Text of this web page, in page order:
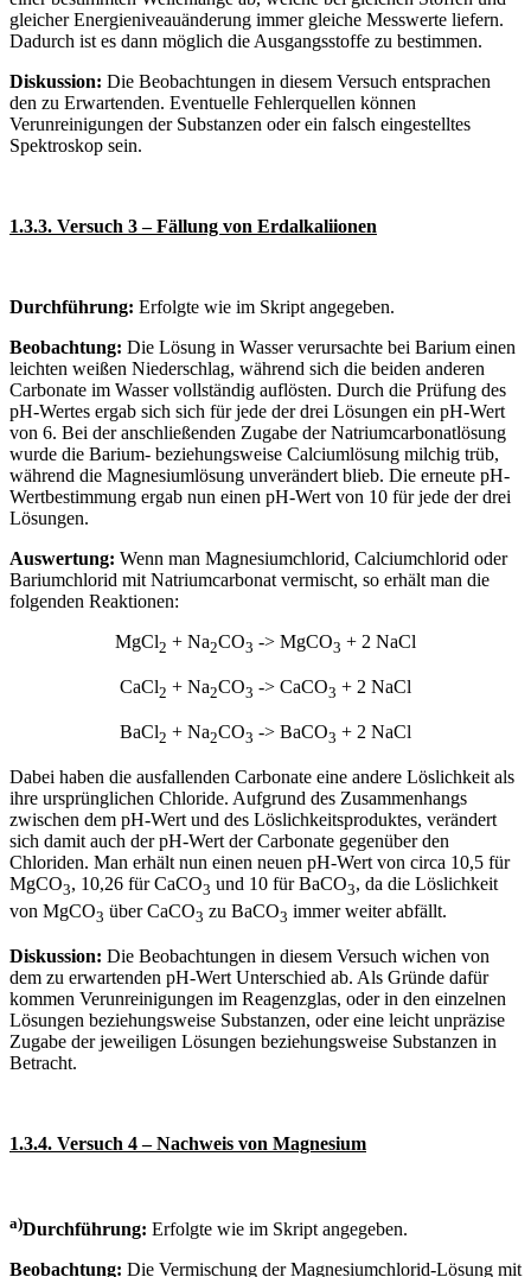
gleicher Energieniveauänderung immer gleiche Messwerte liefern.
Dadurch ist es dann möglich die Ausgangsstoffe zu bestimmen.
Diskussion: Die Beobachtungen in diesem Versuch entsprachen
den zu Erwartenden. Eventuelle Fehlerquellen können
Verunreinigungen der Substanzen oder ein falsch eingestelltes
Spektroskop sein.
1.3.3. Versuch 3 – Fällung von Erdalkaliionen
Durchführung: Erfolgte wie im Skript angegeben.
Beobachtung: Die Lösung in Wasser verursachte bei Barium einen
leichten weißen Niederschlag, während sich die beiden anderen
Carbonate im Wasser vollständig auflösten. Durch die Prüfung des
pH-Wertes ergab sich sich für jede der drei Lösungen ein pH-Wert
von 6. Bei der anschließenden Zugabe der Natriumcarbonatlösung
wurde die Barium- beziehungsweise Calciumlösung milchig trüb,
während die Magnesiumlösung unverändert blieb. Die erneute pH-
Wertbestimmung ergab nun einen pH-Wert von 10 für jede der drei
Lösungen.
Auswertung: Wenn man Magnesiumchlorid, Calciumchlorid oder
Bariumchlorid mit Natriumcarbonat vermischt, so erhält man die
folgenden Reaktionen:
MgCl2 + Na2CO3 -> MgCO3 + 2 NaCl
CaCl2 + Na2CO3 -> CaCO3 + 2 NaCl
BaCl2 + Na2CO3 -> BaCO3 + 2 NaCl
Dabei haben die ausfallenden Carbonate eine andere Löslichkeit als
ihre ursprünglichen Chloride. Aufgrund des Zusammenhangs
zwischen dem pH-Wert und des Löslichkeitsproduktes, verändert
sich damit auch der pH-Wert der Carbonate gegenüber den
Chloriden. Man erhält nun einen neuen pH-Wert von circa 10,5 für
MgCO3, 10,26 für CaCO3 und 10 für BaCO3, da die Löslichkeit
von MgCO3 über CaCO3 zu BaCO3 immer weiter abfällt.
Diskussion: Die Beobachtungen in diesem Versuch wichen von
dem zu erwartenden pH-Wert Unterschied ab. Als Gründe dafür
kommen Verunreinigungen im Reagenzglas, oder in den einzelnen
Lösungen beziehungsweise Substanzen, oder eine leicht unpräzise
Zugabe der jeweiligen Lösungen beziehungsweise Substanzen in
Betracht.
1.3.4. Versuch 4 – Nachweis von Magnesium
a)Durchführung: Erfolgte wie im Skript angegeben.
Beobachtung: Die Vermischung der Magnesiumchlorid-Lösung mit